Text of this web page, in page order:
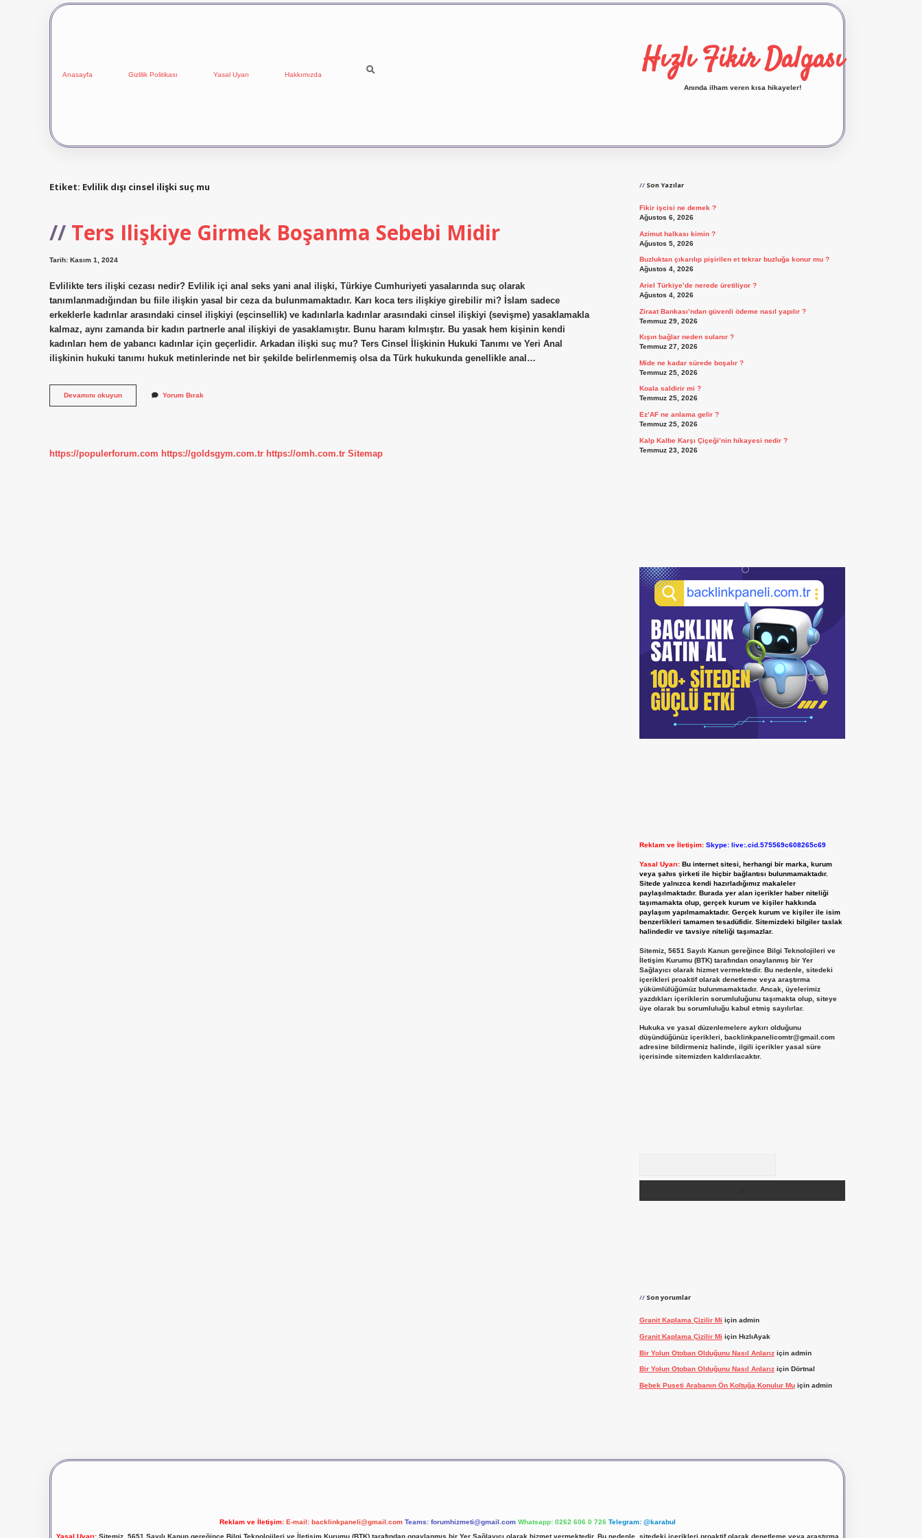
Anasayfa Gizlilik Politikası Yasal Uyarı Hakkımızda Hızlı Fikir Dalgası
Anında ilham veren kısa hikayeler!
Etiket: Evlilik dışı cinsel ilişki suç mu
Ters Ilişkiye Girmek Boşanma Sebebi Midir
Tarih: Kasım 1, 2024
Evlilikte ters ilişki cezası nedir? Evlilik içi anal seks yani anal ilişki, Türkiye Cumhuriyeti yasalarında suç olarak
tanımlanmadığından bu fiile ilişkin yasal bir ceza da bulunmamaktadır. Karı koca ters ilişkiye girebilir mi? İslam sadece
erkeklerle kadınlar arasındaki cinsel ilişkiyi (eşcinsellik) ve kadınlarla kadınlar arasındaki cinsel ilişkiyi (sevişme) yasaklamakla
kalmaz, aynı zamanda bir kadın partnerle anal ilişkiyi de yasaklamıştır. Bunu haram kılmıştır. Bu yasak hem kişinin kendi
kadınları hem de yabancı kadınlar için geçerlidir. Arkadan ilişki suç mu? Ters Cinsel İlişkinin Hukuki Tanımı ve Yeri Anal
ilişkinin hukuki tanımı hukuk metinlerinde net bir şekilde belirlenmemiş olsa da Türk hukukunda genellikle anal…
Devamını okuyunTers
Ilişkiye
Yorum Bırak
https://populerforum.com https://goldsgym.com.tr https://omh.com.tr Sitemap
Son Yazılar
Fikir işcisi ne demek ?
Ağustos 6, 2026
Azimut halkası kimin ?
Ağustos 5, 2026
Buzluktan çıkarılıp pişirilen et tekrar buzluğa konur mu ?
Ağustos 4, 2026
Ariel Türkiye’de nerede üretiliyor ?
Ağustos 4, 2026
Ziraat Bankası’ndan güvenli ödeme nasıl yapılır ?
Temmuz 29, 2026
Kışın bağlar neden sulanır ?
Temmuz 27, 2026
Mide ne kadar sürede boşalır ?
Temmuz 25, 2026
Koala saldirir mi ?
Temmuz 25, 2026
Ez’AF ne anlama gelir ?
Temmuz 25, 2026
Kalp Kalbe Karşı Çiçeği’nin hikayesi nedir ?
Temmuz 23, 2026
Reklam ve İletişim: Skype: live:.cid.575569c608265c69
Yasal Uyarı: Bu internet sitesi, herhangi bir marka, kurum
veya şahıs şirketi ile hiçbir bağlantısı bulunmamaktadır.
Sitede yalnızca kendi hazırladığımız makaleler
paylaşılmaktadır. Burada yer alan içerikler haber niteliği
taşımamakta olup, gerçek kurum ve kişiler hakkında
paylaşım yapılmamaktadır. Gerçek kurum ve kişiler ile isim
benzerlikleri tamamen tesadüfidir. Sitemizdeki bilgiler taslak
halindedir ve tavsiye niteliği taşımazlar.
Sitemiz, 5651 Sayılı Kanun gereğince Bilgi Teknolojileri ve
İletişim Kurumu (BTK) tarafından onaylanmış bir Yer
Sağlayıcı olarak hizmet vermektedir. Bu nedenle, sitedeki
içerikleri proaktif olarak denetleme veya araştırma
yükümlülüğümüz bulunmamaktadır. Ancak, üyelerimiz
yazdıkları içeriklerin sorumluluğunu taşımakta olup, siteye
üye olarak bu sorumluluğu kabul etmiş sayılırlar.
Hukuka ve yasal düzenlemelere aykırı olduğunu
düşündüğünüz içerikleri, backlinkpanelicomtr@gmail.com
adresine bildirmeniz halinde, ilgili içerikler yasal süre
içerisinde sitemizden kaldırılacaktır.
Son yorumlar
Granit Kaplama Çizilir Mi için admin
Granit Kaplama Çizilir Mi için HızlıAyak
Bir Yolun Otoban Olduğunu Nasıl Anlarıziçin admin
Bir Yolun Otoban Olduğunu Nasıl Anlarıziçin Dörtnal
Bebek Puseti Arabanın Ön Koltuğa Konulur Muiçin admin
Reklam ve İletişim: E-mail: backlinkpaneli@gmail.com Teams: forumhizmeti@gmail.com Whatsapp: 0262 606 0 726 Telegram: @karabul
Yasal Uyarı:Sitemiz, 5651 Sayılı Kanun gereğince Bilgi Teknolojileri ve İletişim Kurumu (BTK) tarafından onaylanmış bir Yer Sağlayıcı olarak hizmet vermektedir. Bu nedenle, sitedeki içerikleri proaktif olarak denetleme veya araştırma